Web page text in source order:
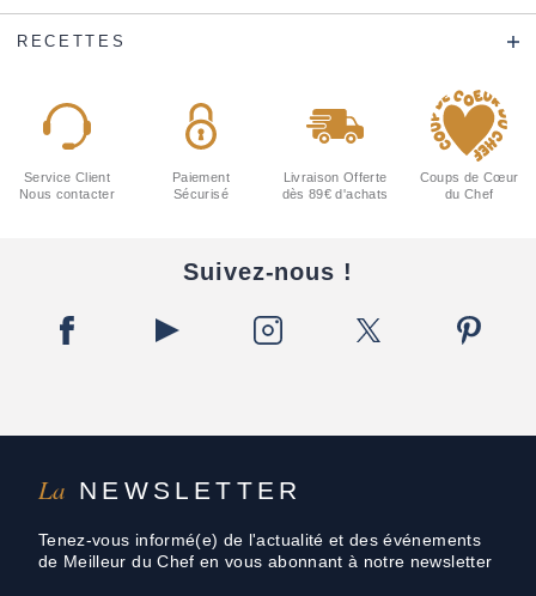
RECETTES
La NEWSLETTER
Tenez-vous informé(e) de l'actualité et des événements
de Meilleur du Chef en vous abonnant à notre newsletter
Service Client
Nous contacter
Paiement
Sécurisé
Livraison Offerte
dès 89€ d'achats
Coups de Cœur
du Chef
Suivez-nous !